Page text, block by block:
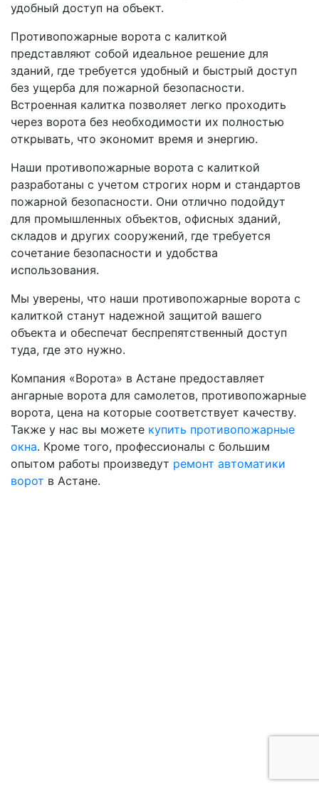
удобный доступ на объект.
Противопожарные ворота с калиткой
представляют собой идеальное решение для
зданий, где требуется удобный и быстрый доступ
без ущерба для пожарной безопасности.
Встроенная калитка позволяет легко проходить
через ворота без необходимости их полностью
открывать, что экономит время и энергию.
Наши противопожарные ворота с калиткой
разработаны с учетом строгих норм и стандартов
пожарной безопасности. Они отлично подойдут
для промышленных объектов, офисных зданий,
складов и других сооружений, где требуется
сочетание безопасности и удобства
использования.
Мы уверены, что наши противопожарные ворота с
калиткой станут надежной защитой вашего
объекта и обеспечат беспрепятственный доступ
туда, где это нужно.
Компания «Ворота» в Астане предоставляет
ангарные ворота для самолетов, противопожарные
ворота, цена на которые соответствует качеству.
Также у нас вы можете купить противопожарные
окна. Кроме того, профессионалы с большим
опытом работы произведут ремонт автоматики
ворот в Астане.